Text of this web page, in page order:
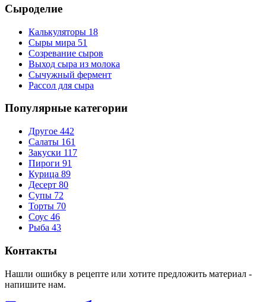
Сыроделие
Калькуляторы 18
Сыры мира 51
Созревание сыров
Выход сыра из молока
Сычужный фермент
Рассол для сыра
Популярные категории
Другое 442
Салаты 161
Закуски 117
Пироги 91
Курица 89
Десерт 80
Супы 72
Торты 70
Соус 46
Рыба 43
Контакты
Нашли ошибку в рецепте или хотите предложить материал -
напишите нам.